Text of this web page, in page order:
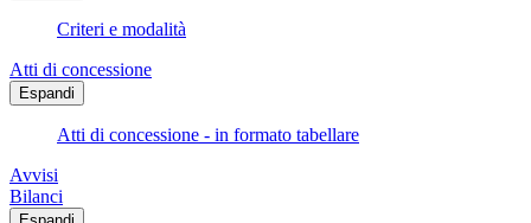
Criteri e modalità
Atti di concessione
Espandi
Atti di concessione - in formato tabellare
Avvisi
Bilanci